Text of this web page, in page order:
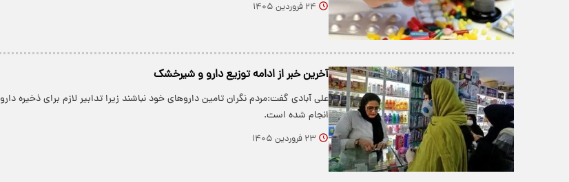
۲۴ فروردین ۱۴۰۵
آخرین خبر از ادامه توزیع دارو و شیرخشک
علی آبادی گفت:مردم نگران تامین داروهای خود نباشند زیرا تدابیر لازم برای ذخیره دارو
انجام شده است.
۲۳ فروردین ۱۴۰۵